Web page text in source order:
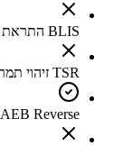
BLIS התראת רכב בשטח מת
TSR זיהוי תמרורי תנועה
AEB Reverse בלימה אוטונומית בנסיעה לאחור